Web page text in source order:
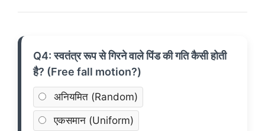
Q4: स्वतंत्र रूप से गिरने वाले पिंड की गति कैसी होती
है? (Free fall motion?)
अनियमित (Random)
एकसमान (Uniform)